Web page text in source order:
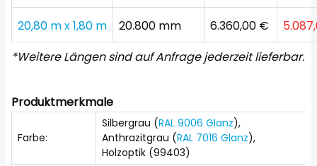
20,80 m x 1,80 m 20.800 mm 6.360,00 €
*Weitere Längen sind auf Anfrage jederzeit lieferbar.
Produktmerkmale
Farbe:
Silbergrau (RAL 9006 Glanz),
Anthrazitgrau (RAL 7016 Glanz),
Holzoptik (99403)